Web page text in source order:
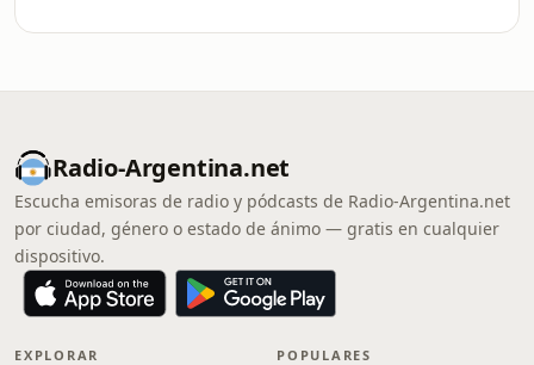
Radio-Argentina.net
Escucha emisoras de radio y pódcasts de Radio-Argentina.net
por ciudad, género o estado de ánimo — gratis en cualquier
dispositivo.
EXPLORAR POPULARES